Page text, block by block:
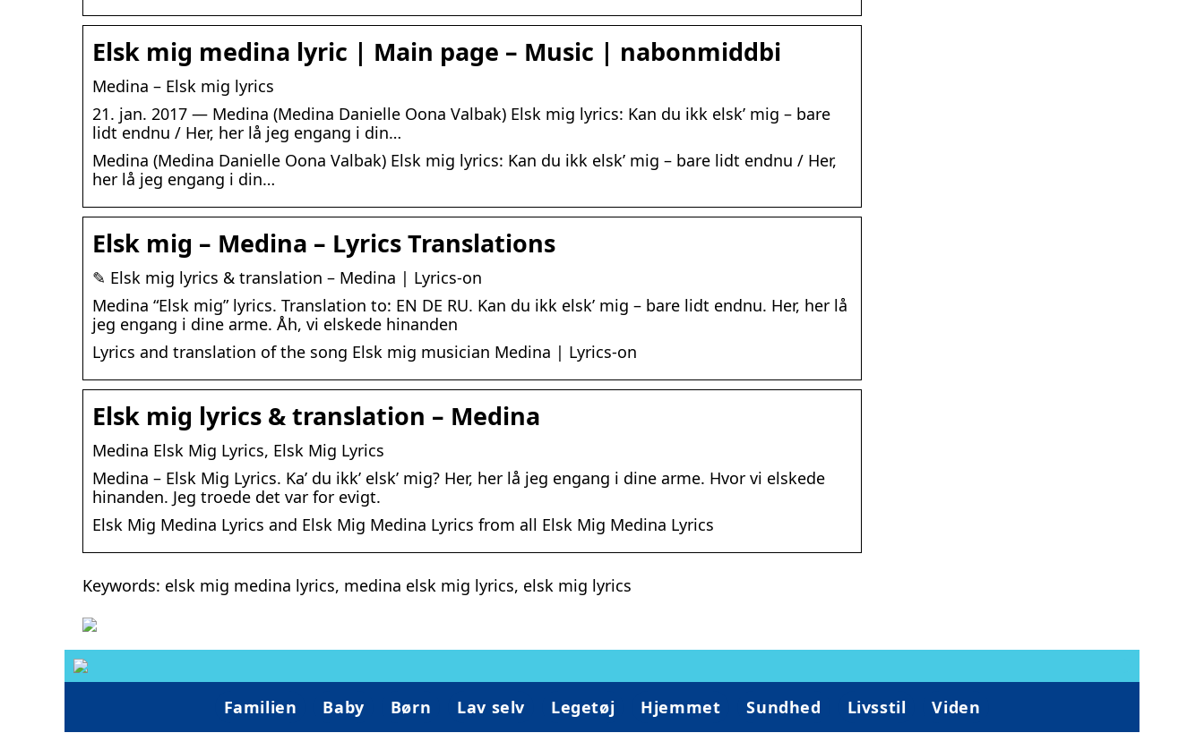
Elsk mig medina lyric | Main page – Music | nabonmiddbi
Medina – Elsk mig lyrics
21. jan. 2017 — Medina (Medina Danielle Oona Valbak) Elsk mig lyrics: Kan du ikk elsk’ mig – bare
lidt endnu / Her, her lå jeg engang i din…
Medina (Medina Danielle Oona Valbak) Elsk mig lyrics: Kan du ikk elsk’ mig – bare lidt endnu / Her,
her lå jeg engang i din…
Elsk mig – Medina – Lyrics Translations
✎ Elsk mig lyrics & translation – Medina | Lyrics-on
Medina “Elsk mig” lyrics. Translation to: EN DE RU. Kan du ikk elsk’ mig – bare lidt endnu. Her, her lå
jeg engang i dine arme. Åh, vi elskede hinanden
Lyrics and translation of the song Elsk mig musician Medina | Lyrics-on
Elsk mig lyrics & translation – Medina
Medina Elsk Mig Lyrics, Elsk Mig Lyrics
Medina – Elsk Mig Lyrics. Ka’ du ikk’ elsk’ mig? Her, her lå jeg engang i dine arme. Hvor vi elskede
hinanden. Jeg troede det var for evigt.
Elsk Mig Medina Lyrics and Elsk Mig Medina Lyrics from all Elsk Mig Medina Lyrics
Keywords: elsk mig medina lyrics, medina elsk mig lyrics, elsk mig lyrics
Familien Baby Børn Lav selv Legetøj Hjemmet Sundhed Livsstil Viden